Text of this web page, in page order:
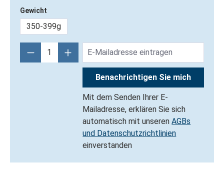
Gewicht
350-399g
Benachrichtigen Sie mich
Mit dem Senden Ihrer E-
Mailadresse, erklären Sie sich
automatisch mit unserenAGBs
und Datenschutzrichtlinien
einverstanden